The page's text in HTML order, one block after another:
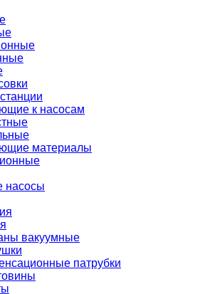
к насосам
материалы
насосы
вакуумные
патрубки